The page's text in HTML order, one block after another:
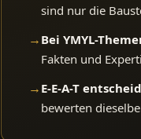
sind nur die
→ Bei YMYL-
Fakten und
→ E-E-A-T
bewerten